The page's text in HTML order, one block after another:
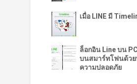
เมื่อ LINE มี
ล็อกอิน Line บน
บนสมาร์ทโฟนด้วย
ความปลอดภัย